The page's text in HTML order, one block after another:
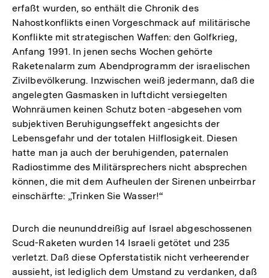
erfaßt wurden, so enthält die Chronik des
Nahostkonflikts einen Vorgeschmack auf militärische
Konflikte mit strategischen Waffen: den Golfkrieg,
Anfang 1991. In jenen sechs Wochen gehörte
Raketenalarm zum Abendprogramm der israelischen
Zivilbevölkerung. Inzwischen weiß jedermann, daß die
angelegten Gasmasken in luftdicht versiegelten
Wohnräumen keinen Schutz boten -abgesehen vom
subjektiven Beruhigungseffekt angesichts der
Lebensgefahr und der totalen Hilflosigkeit. Diesen
hatte man ja auch der beruhigenden, paternalen
Radiostimme des Militärsprechers nicht absprechen
können, die mit dem Aufheulen der Sirenen unbeirrbar
einschärfte: „Trinken Sie Wasser!“
Durch die neununddreißig auf Israel abgeschossenen
Scud-Raketen wurden 14 Israeli getötet und 235
verletzt. Daß diese Opferstatistik nicht verheerender
aussieht, ist lediglich dem Umstand zu verdanken, daß